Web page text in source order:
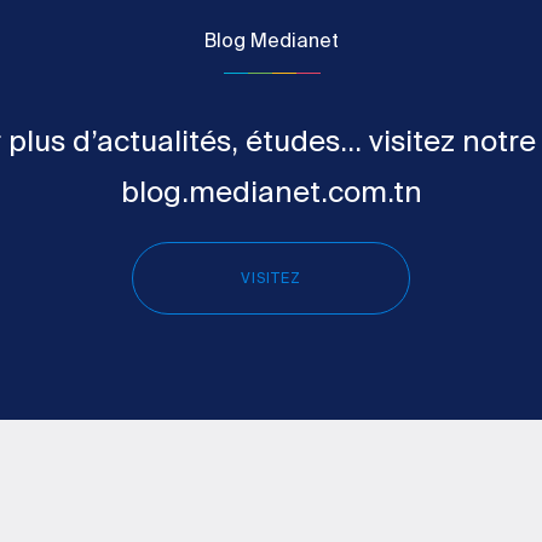
Blog Medianet
plus d’actualités, études... visitez
blog.medianet.com.tn
VISITEZ